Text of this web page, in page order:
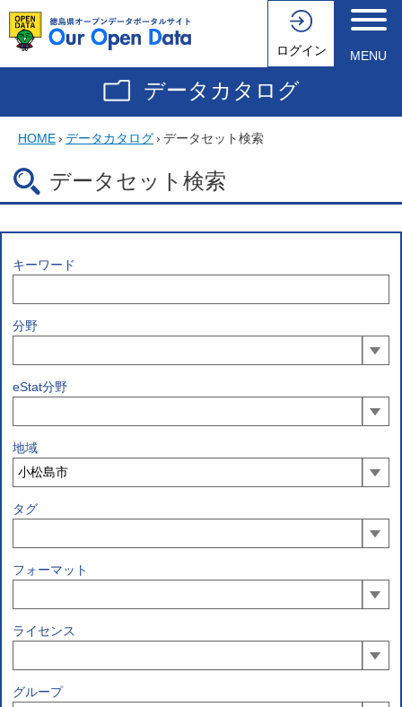
ログイン MENU
データカタログ
HOME› データカタログ› データセット検索
データセット検索
キーワード
分野
eStat分野
地域
タグ
フォーマット
ライセンス
グループ